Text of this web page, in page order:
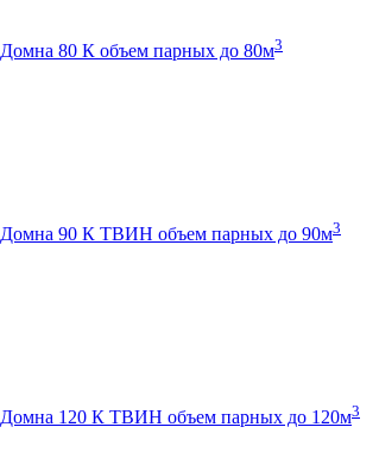
Домна 80 К объем парных до 80м3
Домна 90 К ТВИН объем парных до 90м3
Домна 120 К ТВИН объем парных до 120м3